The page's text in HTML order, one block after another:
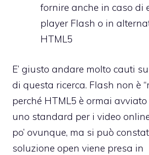
fornire anche in caso di
player Flash o in
HTML5
E’ giusto andare molto cauti
di questa ricerca. Flash non è
perché HTML5 è ormai
uno standard per i video
po’ ovunque, ma si può
soluzione open viene presa in